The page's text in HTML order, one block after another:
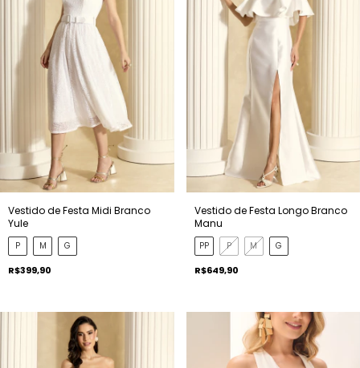
Vestido de Festa Midi Branco
Yule
P M G
R$399,90
Vestido de Festa Longo Branco
Manu
PP P M G
R$649,90